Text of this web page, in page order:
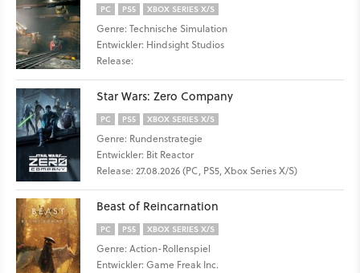
PC PS5 XBOX SERIES X/S
Genre: Technische Simulation
Entwickler: Hindsight Studios
Release:
Star Wars: Zero Company
PC PS5 XBOX SERIES X/S
Genre: Rundenstrategie
Entwickler: Bit Reactor
Release: 27.08.2026 (PC, PS5, Xbox Series X/S)
Beast of Reincarnation
PC PS5 XBOX SERIES X/S
Genre: Action-Rollenspiel
Entwickler: Game Freak Inc.